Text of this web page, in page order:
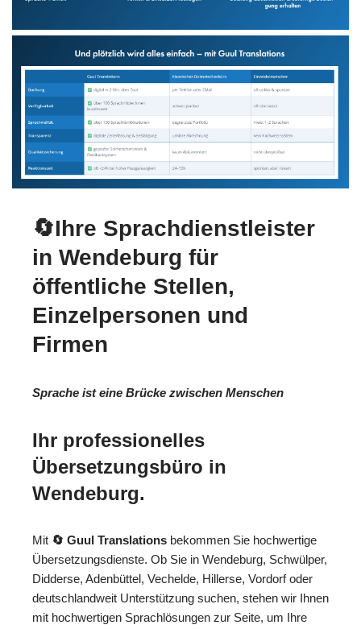
🔄Ihre Sprachdienstleister
in Wendeburg für
öffentliche Stellen,
Einzelpersonen und
Firmen
Sprache ist eine Brücke zwischen Menschen
Ihr professionelles
Übersetzungsbüro in
Wendeburg.
Mit 🔄 Guul Translations bekommen Sie hochwertige
Übersetzungsdienste. Ob Sie in Wendeburg, Schwülper,
Didderse, Adenbüttel, Vechelde, Hillerse, Vordorf oder
deutschlandweit Unterstützung suchen, stehen wir Ihnen
mit hochwertigen Sprachlösungen zur Seite, um Ihre